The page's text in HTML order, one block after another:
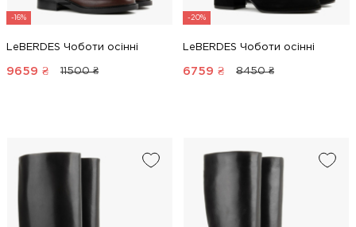
-16%
LeBERDES Чоботи осінні
9659 ₴ 11500 ₴
-20%
LeBERDES Чоботи осінні
6759 ₴ 8450 ₴